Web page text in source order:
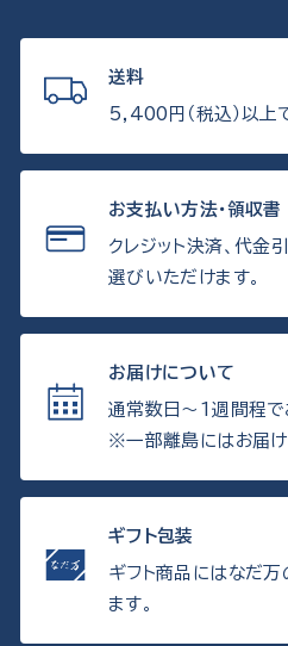
送料
5,400円（税込）以上
お支払い方法・領収書
クレジット決済、代金
選びいただけます。
お届けについて
通常数日〜1週間程で
※一部離島にはお届け
ギフト包装
ギフト商品にはなだ
ます。